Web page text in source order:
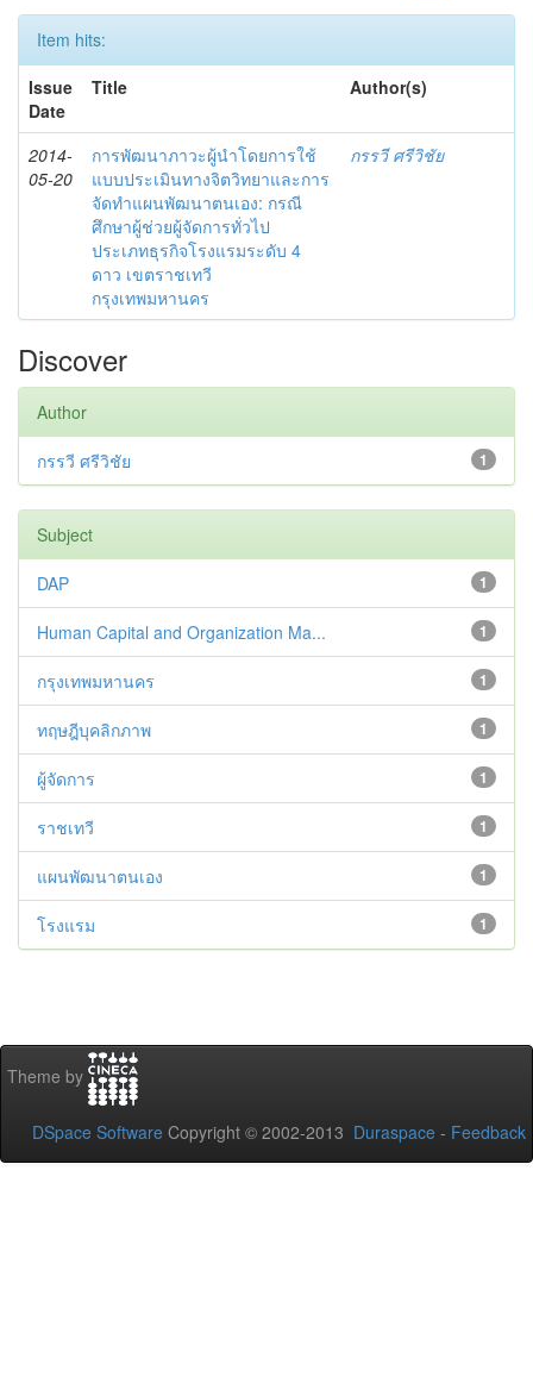
Item hits:
Issue
Date
Title Author(s)
2014-
05-20
การพัฒนาภาวะผู้นำโดยการใช้
แบบประเมินทางจิตวิทยาและการ
จัดทำแผนพัฒนาตนเอง: กรณี
ศึกษาผู้ช่วยผู้จัดการทั่วไป
ประเภทธุรกิจโรงแรมระดับ 4
ดาว เขตราชเทวี
กรุงเทพมหานคร
กรรวี ศรีวิชัย
Discover
Author
1
กรรวี ศรีวิชัย
Subject
1
DAP
1
Human Capital and Organization Ma...
1
กรุงเทพมหานคร
1
ทฤษฎีบุคลิกภาพ
1
ผู้จัดการ
1
ราชเทวี
1
แผนพัฒนาตนเอง
1
โรงแรม
Theme by
DSpace Software Copyright © 2002-2013 Duraspace - Feedback